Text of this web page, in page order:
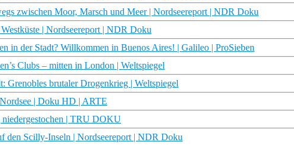
zwischen Moor, Marsch und Meer | Nordseereport | NDR Doku
| Nordseereport | NDR Doku
in der Stadt? Willkommen in Buenos Aires! | Galileo | ProSieben
Clubs – mitten in London | Weltspiegel
Grenobles brutaler Drogenkrieg | Weltspiegel
| Doku HD | ARTE
| TRU DOKU
den Scilly-Inseln | Nordseereport | NDR Doku